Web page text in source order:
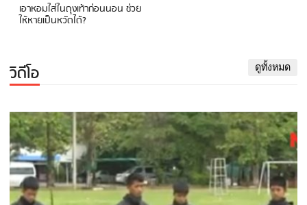
เอาหอมใส่ในถุงเท้าก่อนนอน ช่วย
ให้หายเป็นหวัดได้?
วิดีโอ ดูทั้งหมด